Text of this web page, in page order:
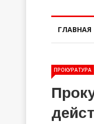
ГЛАВНАЯ
ПРОКУРАТУРА